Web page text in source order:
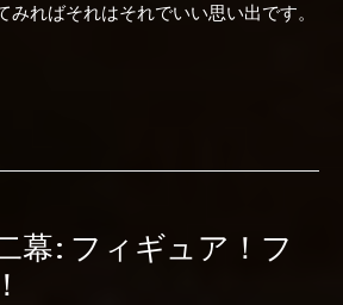
みればそれはそれでいい思い出です。
幕: フィギュア！フ